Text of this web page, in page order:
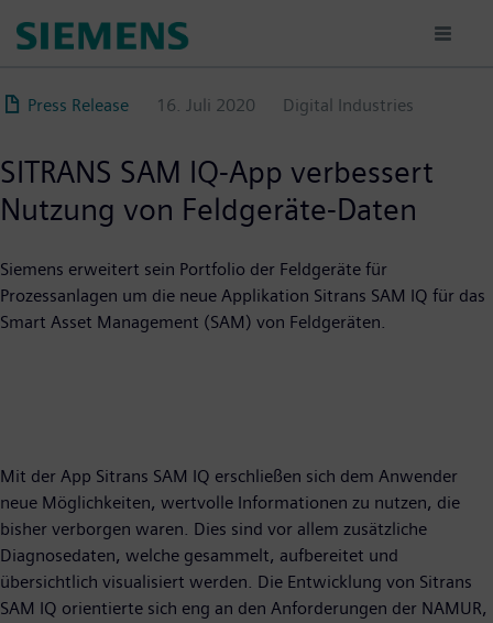
zum
Press Release
16. Juli 2020 Digital Industries
SITRANS SAM IQ-App verbessert
Nutzung von Feldgeräte-Daten
Siemens erweitert sein Portfolio der Feldgeräte für
Prozessanlagen um die neue Applikation Sitrans SAM IQ für das
Smart Asset Management (SAM) von Feldgeräten.
Mit der App Sitrans SAM IQ erschließen sich dem Anwender
neue Möglichkeiten, wertvolle Informationen zu nutzen, die
bisher verborgen waren. Dies sind vor allem zusätzliche
Diagnosedaten, welche gesammelt, aufbereitet und
übersichtlich visualisiert werden. Die Entwicklung von Sitrans
SAM IQ orientierte sich eng an den Anforderungen der NAMUR,